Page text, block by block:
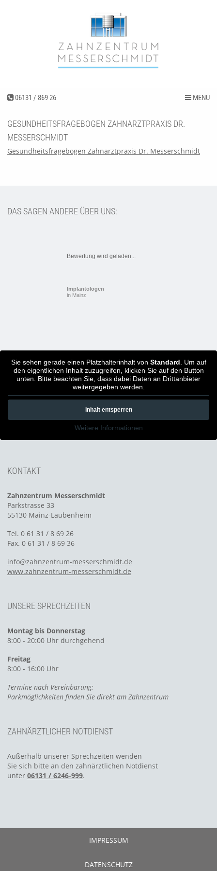
06131 / 869 26 MENU
GESUNDHEITSFRAGEBOGEN ZAHNARZTPRAXIS DR.
MESSERSCHMIDT
Gesundheitsfragebogen Zahnarztpraxis Dr. Messerschmidt
DAS SAGEN ANDERE ÜBER UNS:
Bewertung wird geladen...
Implantologen
in Mainz
Sie sehen gerade einen Platzhalterinhalt von Standard . Um auf
den eigentlichen Inhalt zuzugreifen, klicken Sie auf den Button
unten. Bitte beachten Sie, dass dabei Daten an Drittanbieter
weitergegeben werden.
Inhalt entsperren
Weitere Informationen
KONTAKT
Zahnzentrum Messerschmidt
Parkstrasse 33
55130 Mainz-Laubenheim
Tel. 0 61 31 / 8 69 26
Fax. 0 61 31 / 8 69 36
info@zahnzentrum-messerschmidt.de
www.zahnzentrum-messerschmidt.de
UNSERE SPRECHZEITEN
Montag bis Donnerstag
8:00 - 20:00 Uhr durchgehend
Freitag
8:00 - 16:00 Uhr
Termine nach Vereinbarung:
Parkmöglichkeiten finden Sie direkt am Zahnzentrum
ZAHNÄRZTLICHER NOTDIENST
Außerhalb unserer Sprechzeiten wenden
Sie sich bitte an den zahnärztlichen Notdienst
unter 06131 / 6246-999.
IMPRESSUM
DATENSCHUTZ